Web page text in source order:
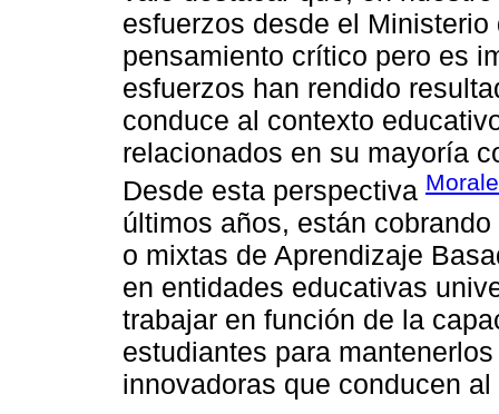
esfuerzos desde el
pensamiento crítico pero es
esfuerzos han rendido
conduce al contexto
relacionados en su mayoría
Desde esta perspectiva
últimos años, están
o mixtas de Aprendizaje
en entidades educativas
trabajar en función de la
estudiantes para
innovadoras que conducen